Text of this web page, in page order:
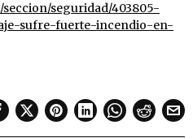
seguridad/403805-
sufre-fuerte-incendio-en-